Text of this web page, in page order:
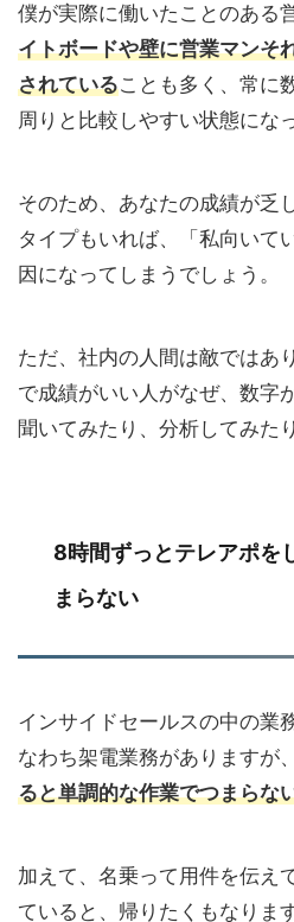
僕が実際に働いたことのある
イトボードや壁に営業マンそ
されていることも多く、常に
周りと比較しやすい状態にな
そのため、あなたの成績が乏
タイプもいれば、「私向いて
因になってしまうでしょう。
ただ、社内の人間は敵ではあ
で成績がいい人がなぜ、数字
聞いてみたり、分析してみた
8時間ずっとテレアポを
まらない
インサイドセールスの中の業
なわち架電業務がありますが、
ると単調的な作業でつまらな
加えて、名乗って用件を伝え
ていると、帰りたくもなりま